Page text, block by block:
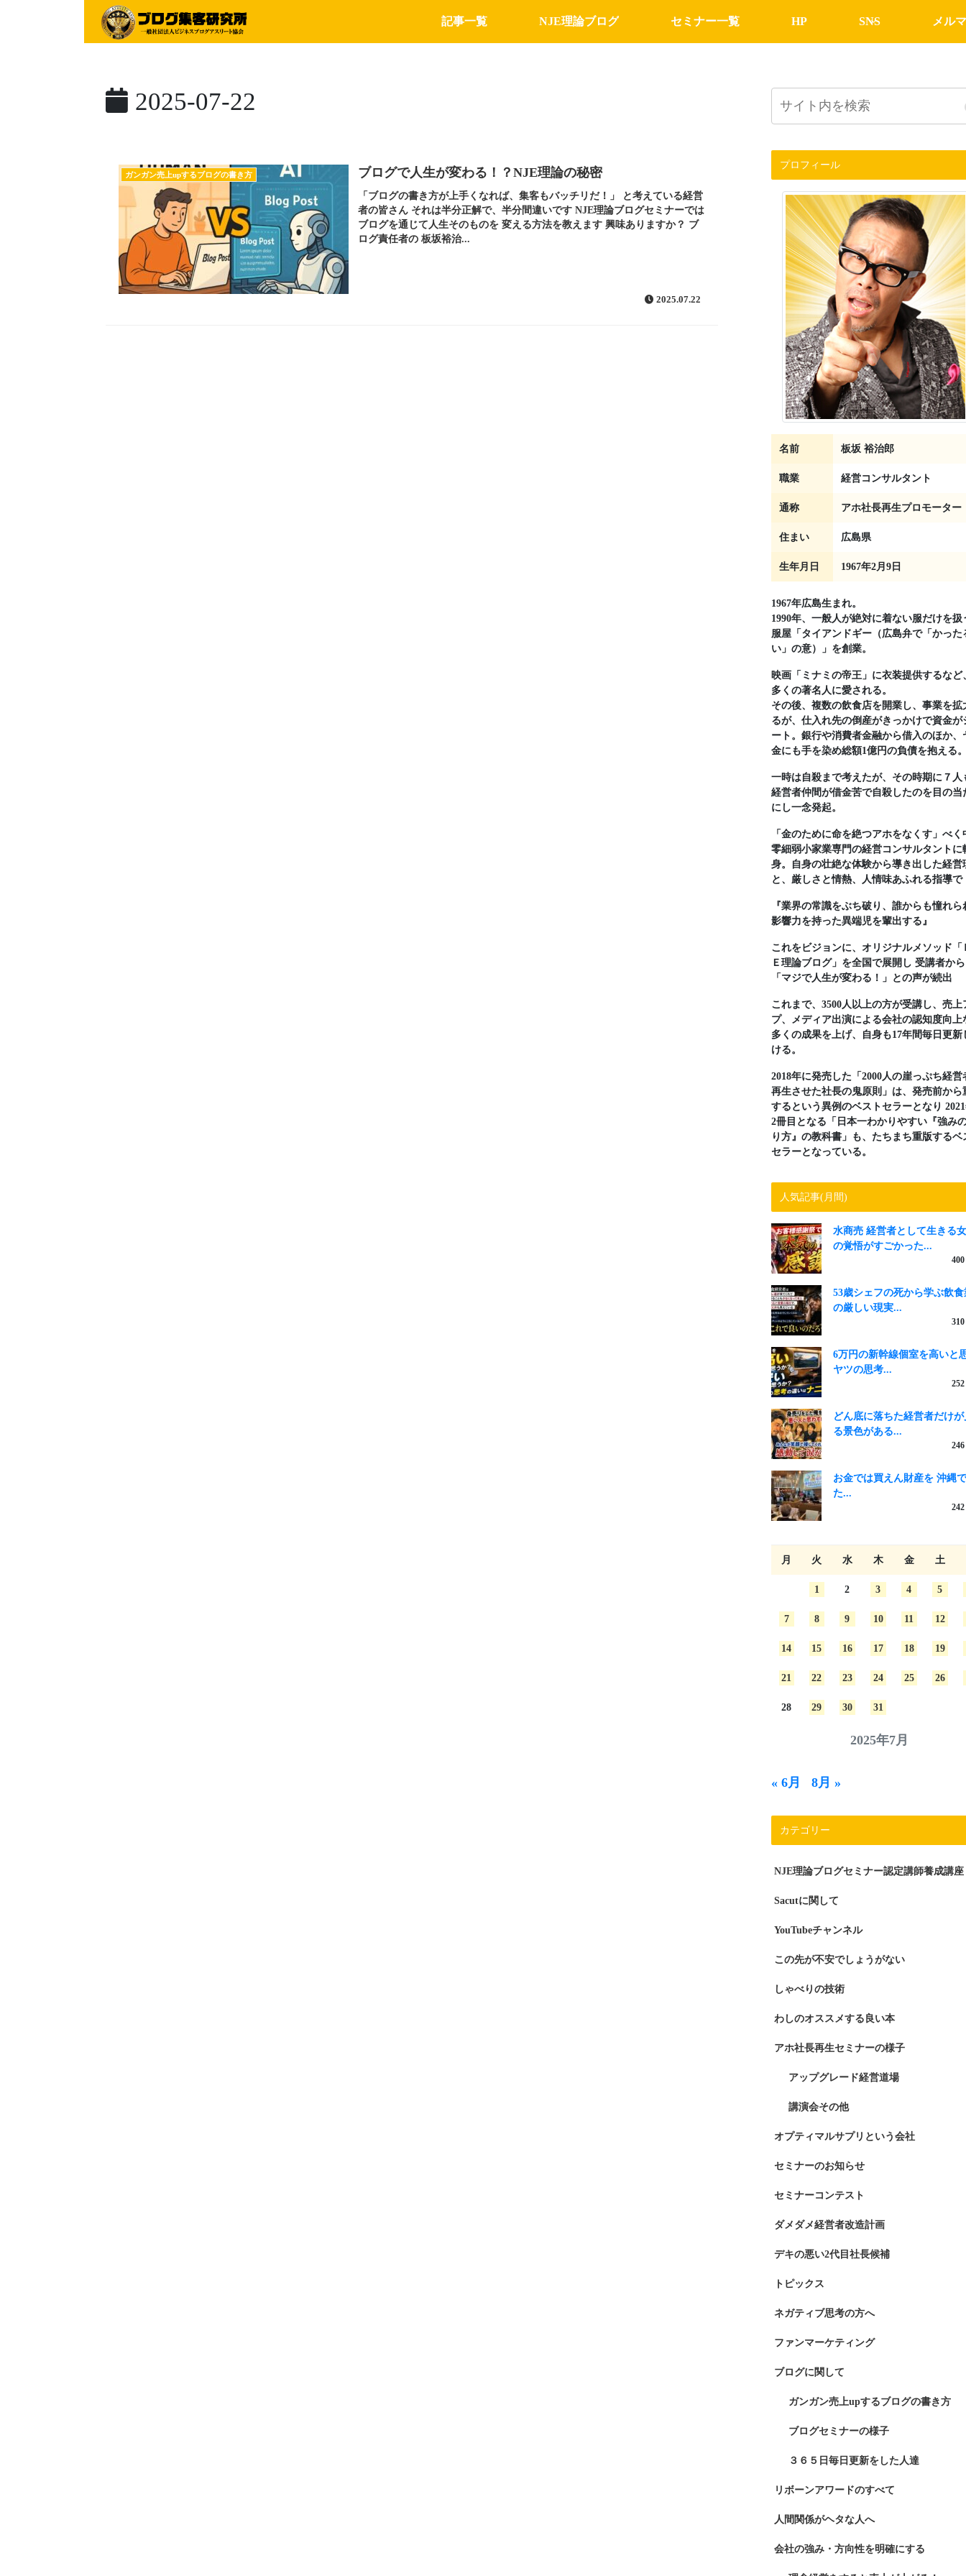
記事一覧 NJE理論ブログ セミナー一覧 HP SNS メル
2025-07-22
ガンガン売上upするブログの書き方 ブログで人生が変わる！？NJE理論の秘密
「ブログの書き方が上手くなれば、集客もバッチリだ！」 と考えている経営
者の皆さん それは半分正解で、半分間違いです NJE理論ブログセミナーでは
ブログを通じて人生そのものを 変える方法を教えます 興味ありますか？ ブ
ログ責任者の 板坂裕治...
2025.07.22
プロフィール
名前 板坂 裕治郎
職業 経営コンサルタント
通称 アホ社長再生プロモーター
住まい 広島県
生年月日 1967年2月9日
1967年広島生まれ。
1990年、一般人が絶対に着ない服だけを扱
服屋「タイアンドギー（広島弁で「かった
い」の意）」を創業。
映画「ミナミの帝王」に衣装提供するなど
多くの著名人に愛される。
その後、複数の飲食店を開業し、事業を拡
るが、仕入れ先の倒産がきっかけで資金が
ート。銀行や消費者金融から借入のほか、
金にも手を染め総額1億円の負債を抱える
一時は自殺まで考えたが、その時期に７人
経営者仲間が借金苦で自殺したのを目の当
にし一念発起。
「金のために命を絶つアホをなくす」べく
零細弱小家業専門の経営コンサルタントに
身。自身の壮絶な体験から導き出した経営
と、厳しさと情熱、人情味あふれる指導で
『業界の常識をぶち破り、誰からも憧れら
影響力を持った異端児を輩出する』
これをビジョンに、オリジナルメソッド「
Ｅ理論ブログ」を全国で展開し 受講者か
「マジで人生が変わる！」との声が続出
これまで、3500人以上の方が受講し、売上
プ、メディア出演による会社の認知度向上
多くの成果を上げ、自身も17年間毎日更新
ける。
2018年に発売した「2000人の崖っぷち経営
再生させた社長の鬼原則」は、発売前から
するという異例のベストセラーとなり
2冊目となる「日本一わかりやすい『強み
り方』の教科書」も、たちまち重版するベ
セラーとなっている。
人気記事(月間)
水商売 経営者として生きる
の覚悟がすごかった...
53歳シェフの死から学ぶ飲食
の厳しい現実...
6万円の新幹線個室を高いと
ヤツの思考...
どん底に落ちた経営者だけが
る景色がある...
お金では買えん財産を 沖縄
た...
2025年7月
月 火 水 木 金 土
1 2 3 4 5
7 8 9 10 11 12
14 15 16 17 18 19
21 22 23 24 25 26
28 29 30 31
« 6月 8月 »
カテゴリー
NJE理論ブログセミナー認定講師養成講座
Sacutに関して
YouTubeチャンネル
この先が不安でしょうがない
しゃべりの技術
わしのオススメする良い本
アホ社長再生セミナーの様子
アップグレード経営道場
講演会その他
オプティマルサプリという会社
セミナーのお知らせ
セミナーコンテスト
ダメダメ経営者改造計画
デキの悪い2代目社長候補
トピックス
ネガティブ思考の方へ
ファンマーケティング
ブログに関して
ガンガン売上upするブログの書き方
ブログセミナーの様子
３６５日毎日更新をした人達
リボーンアワードのすべて
人間関係がヘタな人へ
会社の強み・方向性を明確にする